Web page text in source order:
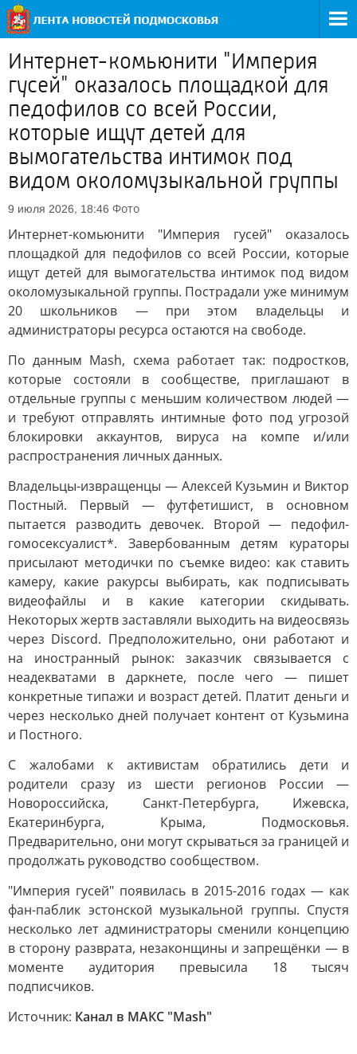
Интернет-комьюнити "Империя
гусей" оказалось площадкой для
педофилов со всей России,
которые ищут детей для
вымогательства интимок под
видом околомузыкальной группы
9 июля 2026, 18:46 Фото
Интернет-комьюнити "Империя гусей" оказалось
площадкой для педофилов со всей России, которые
ищут детей для вымогательства интимок под видом
околомузыкальной группы. Пострадали уже минимум
20 школьников — при этом владельцы и
администраторы ресурса остаются на свободе.
По данным Mash, схема работает так: подростков,
которые состояли в сообществе, приглашают в
отдельные группы с меньшим количеством людей —
и требуют отправлять интимные фото под угрозой
блокировки аккаунтов, вируса на компе и/или
распространения личных данных.
Владельцы-извращенцы — Алексей Кузьмин и Виктор
Постный. Первый — футфетишист, в основном
пытается разводить девочек. Второй — педофил-
гомосексуалист*. Завербованным детям кураторы
присылают методички по съемке видео: как ставить
камеру, какие ракурсы выбирать, как подписывать
видеофайлы и в какие категории скидывать.
Некоторых жертв заставляли выходить на видеосвязь
через Discord. Предположительно, они работают и
на иностранный рынок: заказчик связывается с
неадекватами в даркнете, после чего — пишет
конкретные типажи и возраст детей. Платит деньги и
через несколько дней получает контент от Кузьмина
и Постного.
С жалобами к активистам обратились дети и
родители сразу из шести регионов России —
Новороссийска, Санкт-Петербурга, Ижевска,
Екатеринбурга, Крыма, Подмосковья.
Предварительно, они могут скрываться за границей и
продолжать руководство сообществом.
"Империя гусей" появилась в 2015-2016 годах — как
фан-паблик эстонской музыкальной группы. Спустя
несколько лет администраторы сменили концепцию
в сторону разврата, незаконщины и запрещёнки — в
моменте аудитория превысила 18 тысяч
подписчиков.
Источник: Канал в МАКС "Mash"